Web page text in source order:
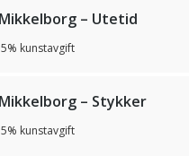
– Utetid
kunstavgift
– Stykker
kunstavgift